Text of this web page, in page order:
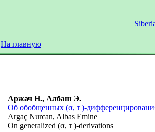
На главную
Аржач Н., Албаш Э.
Об обобщенных (σ, τ )-
Argaç Nurcan, Albas Emine
On generalized (σ, τ )-derivations